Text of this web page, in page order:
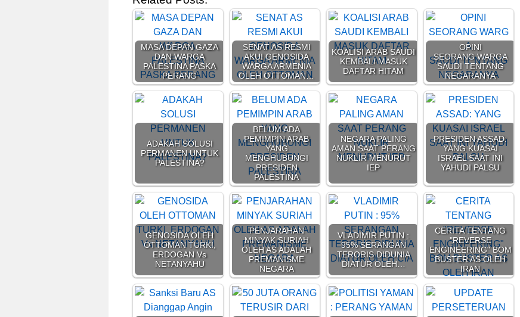
MASA DEPAN GAZA
DAN WARGA
PALESTINA PASKA
PERANG
SENAT AS RESMI
AKUI GENOSIDA
WARGA ARMENIA
OLEH OTTOMAN…
KOALISI ARAB SAUDI
KEMBALI MASUK
DAFTAR HITAM
OPINI
SEORANG WARGA
SAUDI TENTANG
NEGARANYA
ADAKAH SOLUSI
PERMANEN UNTUK
PALESTINA?
BELUM ADA
PEMIMPIN ARAB
YANG
MENGHUBUNGI
PRESIDEN
PALESTINA
NEGARA PALING
AMAN SAAT PERANG
NUKLIR MENURUT
IEP
PRESIDEN ASSAD:
YANG KUASAI
ISRAEL SAAT INI
YAHUDI PALSU
GENOSIDA OLEH
OTTOMAN TURKI,
ERDOGAN Vs
NETANYAHU
PENJARAHAN
MINYAK SURIAH
OLEH AS ADALAH
PREMANISME
NEGARA
VLADIMIR PUTIN :
95% SERANGAN
TERORIS DIDUNIA
DIATUR OLEH…
CERITA TENTANG
"REVERSE
ENGINEERING" BOM
BUSTER AS OLEH
IRAN